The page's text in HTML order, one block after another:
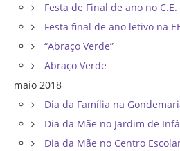
Festa de Final de ano no
Festa final de ano letivo na
“Abraço Verde”
Abraço Verde
maio 2018
Dia da Família na
Dia da Mãe no Jardim de
Dia da Mãe no Centro